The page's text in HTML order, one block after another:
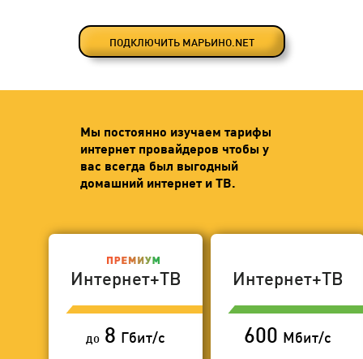
ПОДКЛЮЧИТЬ МАРЬИНО.NET
Мы постоянно изучаем тарифы
интернет провайдеров чтобы у
вас всегда был выгодный
домашний интернет и ТВ.
Интернет+ТВ
до 8 Гбит/с
Интернет+ТВ
600 Мбит/с